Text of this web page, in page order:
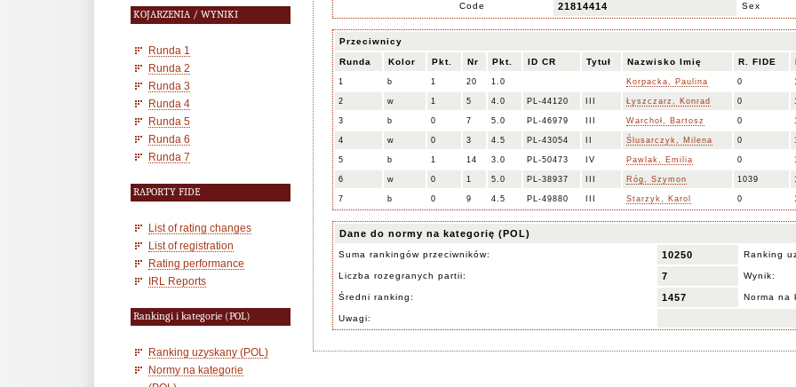
KOJARZENIA / WYNIKI
Runda 1
Runda 2
Runda 3
Runda 4
Runda 5
Runda 6
Runda 7
RAPORTY FIDE
List of rating changes
List of registration
Rating performance
IRL Reports
Rankingi i kategorie (POL)
Ranking uzyskany (POL)
Normy na kategorie
Code 21814414 Sex
Przeciwnicy
Runda Kolor Pkt. Nr Pkt. ID CR Tytuł Nazwisko Imię R. FIDE
1 b 1 20 1.0 Korpacka, Paulina 0
2 w 1 5 4.0 PL-44120 Łyszczarz, Konrad 0
3 b 0 7 5.0 PL-46979 Warchoł, Bartosz 0
4 w 0 3 4.5 PL-43054 Ślusarczyk, Milena 0
5 b 1 14 3.0 PL-50473 IV Pawlak, Emilia 0
6 w 0 1 5.0 PL-38937 Róg, Szymon 1039
7 b 0 9 4.5 PL-49880 Starzyk, Karol 0
Dane do normy na kategorię (POL)
Suma rankingów przeciwników: 10250 Ranking
Liczba rozegranych partii: 7 Wynik:
Średni ranking: 1457 Norma na
Uwagi: